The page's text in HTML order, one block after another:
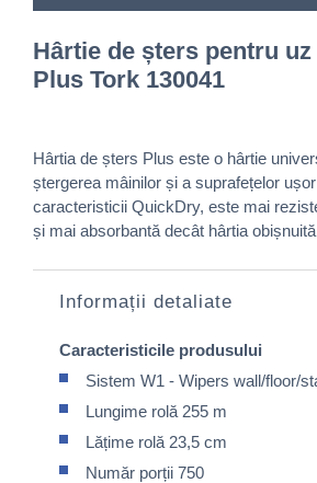
Hârtie de șters pentru uz
Plus Tork 130041
Hârtia de șters Plus este o hârtie
ștergerea mâinilor și a suprafețelor
caracteristicii QuickDry, este mai
și mai absorbantă decât hârtia
Informații detaliate
Caracteristicile produsului
Sistem W1 - Wipers wall/floor/
Lungime rolă 255 m
Lățime rolă 23,5 cm
Număr porții 750